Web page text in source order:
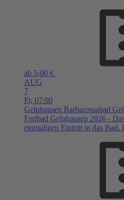
ab 5,00 €
AUG
7
Fr, 07:00
Gelnhausen Barbarossabad
Freibad Gelnhausen 2026 -
einmaligen Eintritt in das